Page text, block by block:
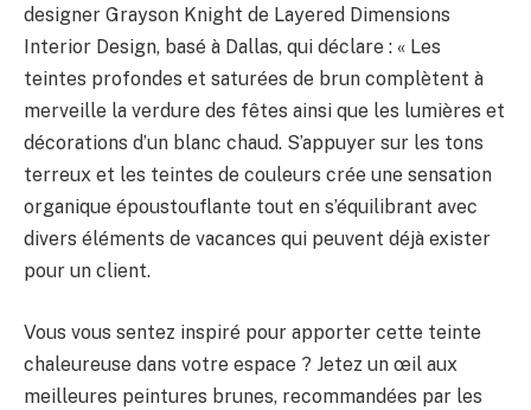
designer Grayson Knight de Layered Dimensions
Interior Design, basé à Dallas, qui déclare : « Les
teintes profondes et saturées de brun complètent à
merveille la verdure des fêtes ainsi que les lumières et
décorations d’un blanc chaud. S’appuyer sur les tons
terreux et les teintes de couleurs crée une sensation
organique époustouflante tout en s’équilibrant avec
divers éléments de vacances qui peuvent déjà exister
pour un client.
Vous vous sentez inspiré pour apporter cette teinte
chaleureuse dans votre espace ? Jetez un œil aux
meilleures peintures brunes, recommandées par les